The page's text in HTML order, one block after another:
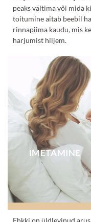
peaks vältima või mida
toitumine aitab beebil
rinnapiima kaudu, mis
harjumist hiljem.
IMETAMINE